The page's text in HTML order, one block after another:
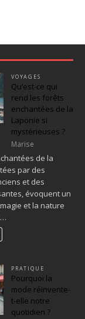
VOYAGES
Qu’est-ce qui
rend les forêts
enchantées de la
Laponie si
mystérieuses ?
Marise
de la
par des
et des
évoquent un
et la nature
PRATIQUE
Pourquoi la
mode réinvente-
t-elle notre
quotidien ?